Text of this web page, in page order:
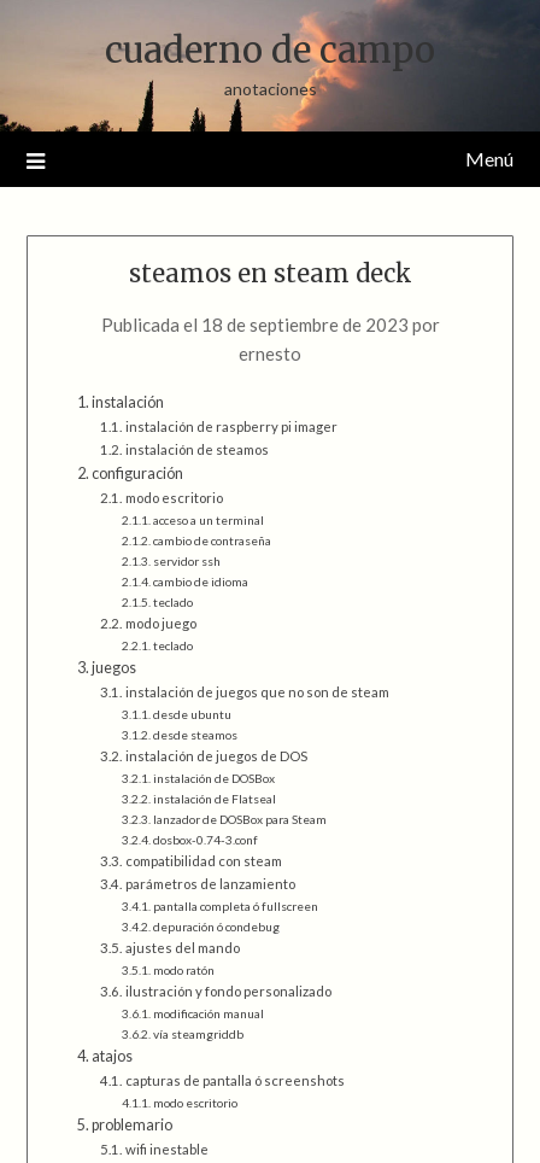
cuaderno de campo
anotaciones
Menú
steamos en steam deck
Publicada el 18 de septiembre de 2023 por
ernesto
instalación
instalación de raspberry pi imager
instalación de steamos
configuración
modo escritorio
acceso a un terminal
cambio de contraseña
servidor ssh
cambio de idioma
teclado
modo juego
teclado
juegos
instalación de juegos que no son de steam
desde ubuntu
desde steamos
instalación de juegos de DOS
instalación de DOSBox
instalación de Flatseal
lanzador de DOSBox para Steam
dosbox-0.74-3.conf
compatibilidad con steam
parámetros de lanzamiento
pantalla completa ó fullscreen
depuración ó condebug
ajustes del mando
modo ratón
ilustración y fondo personalizado
modificación manual
vía steamgriddb
atajos
capturas de pantalla ó screenshots
modo escritorio
problemario
wifi inestable